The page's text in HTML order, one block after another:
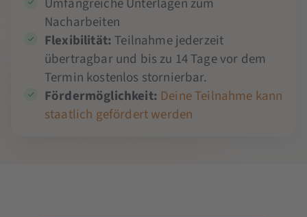
Umfangreiche Unterlagen zum
Nacharbeiten
Flexibilität:Teilnahme jederzeit
übertragbar und bis zu 14 Tage vor dem
Termin kostenlos stornierbar.
Fördermöglichkeit: Deine Teilnahme kann
staatlich gefördert werden